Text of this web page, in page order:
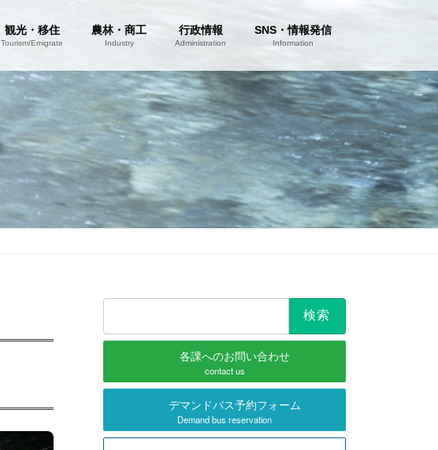
観光・移住
Tourism/Emigrate
農林・商工
Industry
行政情報
Administration
SNS・情報発信
Information
各課へのお問い合わせ
contact us
デマンドバス予約フォーム
Demand bus reservation